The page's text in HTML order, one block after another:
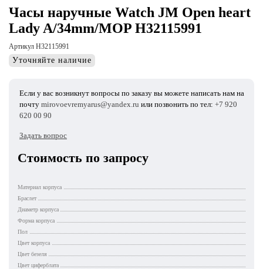
Часы наручные Watch JM Open heart
Lady A/34mm/MOP H32115991
Артикул H32115991
Уточняйте наличие
Если у вас возникнут вопросы по заказу вы можете написать нам на
почту mirovoevremyarus@yandex.ru или позвонить по тел: +7 920
620 00 90
Задать вопрос
Стоимость по запросу
Материал корпуса
Браслет
Диаметр корпуса
Форма корпуса
Пол
Цвет корпуса
Цвет безеля
Цвет циферблата